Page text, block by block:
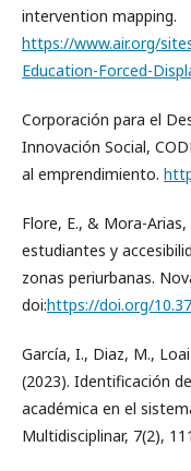
intervention mapping.
https://www.air.org/
Education-Forced-
Corporación para el
Innovación Social,
al emprendimiento.
Flore, E., & Mora-
estudiantes y
zonas periurbanas.
doi:https://doi.org/
García, I., Diaz, M.,
(2023). Identificación
académica en el
Multidisciplinar, 7(2),